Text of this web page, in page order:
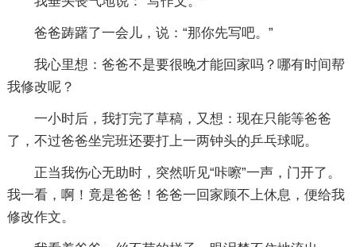
爸爸踌躇了一会儿，说：“那你先写吧。”
我心里想：爸爸不是要很晚才能回家吗？哪有时间帮
我修改呢？
一小时后，我打完了草稿，又想：现在只能等爸爸
了，不过爸爸坐完班还要打上一两钟头的乒乓球呢。
正当我伤心无助时，突然听见“咔嚓”一声，门开了。
我一看，啊！竟是爸爸！爸爸一回家顾不上休息，便给我
修改作文。